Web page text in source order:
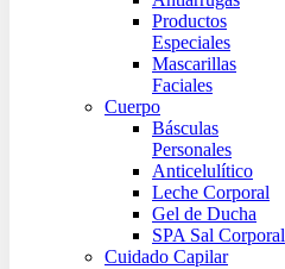
Productos
Especiales
Mascarillas
Faciales
Cuerpo
Básculas
Personales
Anticelulítico
Leche Corporal
Gel de Ducha
SPA Sal Corporal
Cuidado Capilar